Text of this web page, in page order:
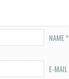
NAME*
E-MAIL